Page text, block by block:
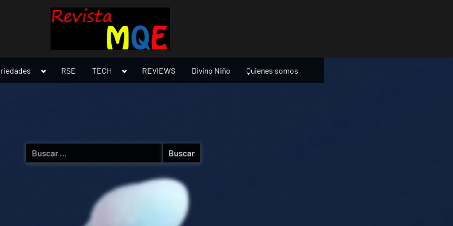
Toggle
menu
RSE TECH
Toggle
menu
REVIEWS Divino Niño Quienes somos
Buscar: